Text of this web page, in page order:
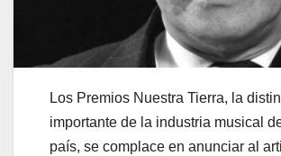
Los Premios Nuestra Tierra, la
importante de la industria musical
país, se complace en anunciar al